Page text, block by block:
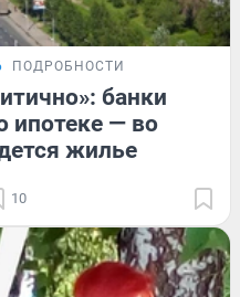
ПОДРОБНОСТИ
банки
ипотеке — во
жилье
10